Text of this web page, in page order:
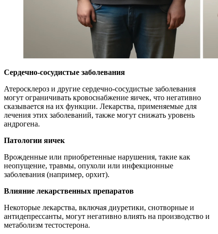
Сердечно-сосудистые заболевания
Атеросклероз и другие сердечно-сосудистые заболевания
могут ограничивать кровоснабжение яичек, что негативно
сказывается на их функции. Лекарства, применяемые для
лечения этих заболеваний, также могут снижать уровень
андрогена.
Патологии яичек
Врожденные или приобретенные нарушения, такие как
неопущение, травмы, опухоли или инфекционные
заболевания (например, орхит).
Влияние лекарственных препаратов
Некоторые лекарства, включая диуретики, снотворные и
антидепрессанты, могут негативно влиять на производство и
метаболизм тестостерона.